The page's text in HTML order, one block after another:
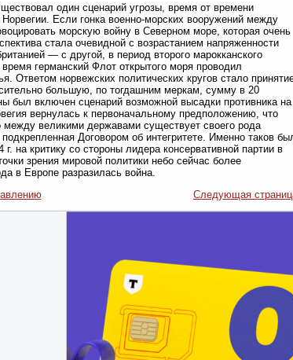
один сценарий угрозы, время от времени
Если гонка военно-морских вооружений между
морскую войну в Северном море, которая очень
стала очевидной с возрастанием напряженности
— с другой, в период второго марокканского
германский Флот открытого моря проводил
Ответом норвежских политических кругов стало
большую, по тогдашним меркам, сумму в 20
был включен сценарий возможной высадки противника на
вернулась к первоначальному предположению, что
великими державами существует своего рода
Договором об интегритете. Именно таков
на критику со стороны лидера консервативной партии в
зрения мировой политики небо сейчас более
в Европе разразилась война.
Следующая